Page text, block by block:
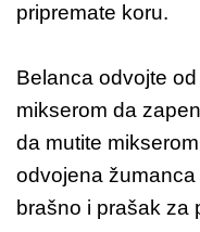
pripremate koru.
Belanca odvojte
mikserom da
da mutite
odvojena
brašno i prašak za